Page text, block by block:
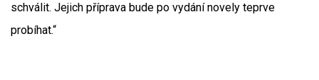
schválit. Jejich příprava bude po vydání novely teprve
probíhat.“